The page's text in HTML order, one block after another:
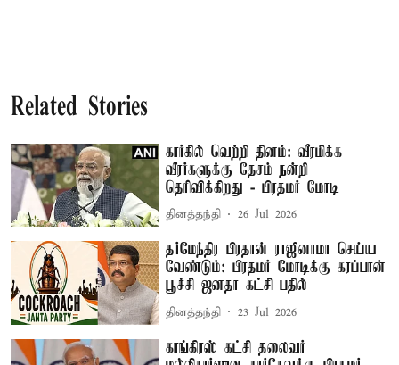
Related Stories
கார்கில் வெற்றி தினம்: வீரமிக்க
வீரர்களுக்கு தேசம் நன்றி
தெரிவிக்கிறது - பிரதமர் மோடி
தினத்தந்தி 26 Jul 2026
தர்மேந்திர பிரதான் ராஜினாமா செய்ய
வேண்டும்: பிரதமர் மோடிக்கு கரப்பான்
பூச்சி ஜனதா கட்சி பதில்
தினத்தந்தி 23 Jul 2026
காங்கிரஸ் கட்சி தலைவர்